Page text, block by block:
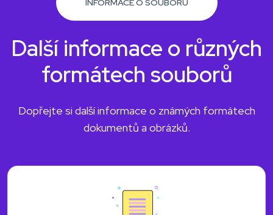
INFORMACE O SOUBORU
Další informace o různých
formátech souborů
Dopřejte si další informace o známých formátech
dokumentů a obrázků.